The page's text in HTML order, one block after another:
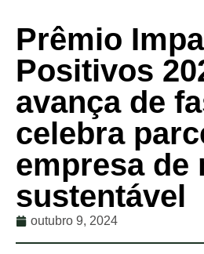
Prêmio
Positivos
avança de
celebra
empresa de
sustentável
outubro 9, 2024